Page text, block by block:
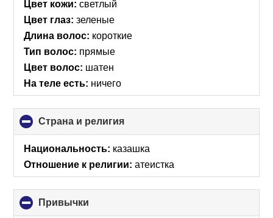
Цвет кожи: светлый
Цвет глаз: зеленые
Длина волос: короткие
Тип волос: прямые
Цвет волос: шатен
На теле есть: ничего
Страна и религия
to
collapse
Национальность: казашка
Отношение к религии: атеистка
Привычки
to